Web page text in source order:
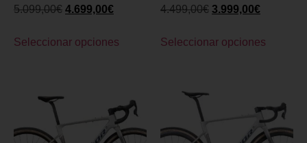
5.099,00€ 4.699,00€
Seleccionar opciones
4.499,00€ 3.999,00€
Seleccionar opciones